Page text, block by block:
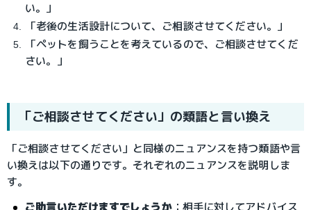
い。」
「老後の生活設計について、ご相談させてください。」
「ペットを飼うことを考えているので、ご相談させてくだ
さい。」
「ご相談させてください」の類語と言い換え
「ご相談させてください」と同様のニュアンスを持つ類語や言
い換えは以下の通りです。それぞれのニュアンスを説明しま
す。
ご助言いただけますでしょうか：相手に対してアドバイス